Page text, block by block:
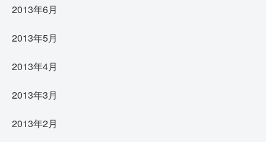
2013年6月
2013年5月
2013年4月
2013年3月
2013年2月